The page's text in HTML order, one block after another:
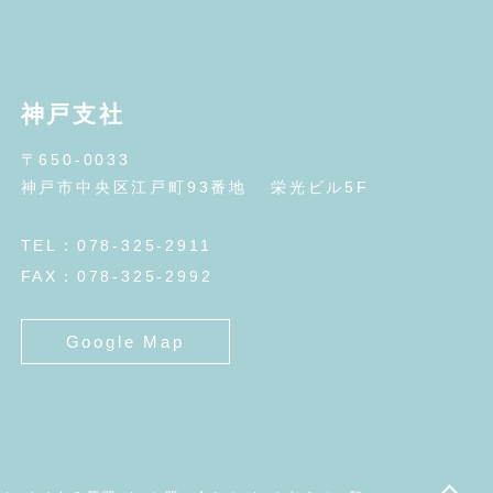
神戸支社
〒650-0033
神戸市中央区江戸町93番地
栄光ビル5F
TEL：078-325-2911
FAX：078-325-2992
Google Map